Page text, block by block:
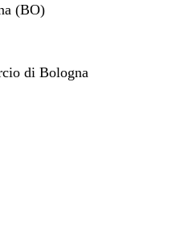
(BO)
di Bologna